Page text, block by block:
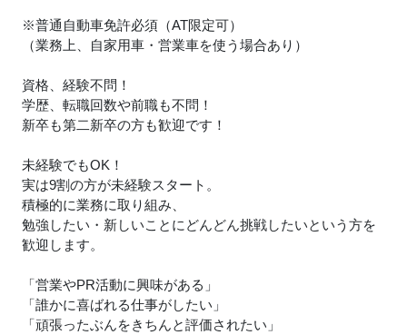
※普通自動車免許必須（AT限定可）
（業務上、自家用車・営業車を使う場合あり）
資格、経験不問！
学歴、転職回数や前職も不問！
新卒も第二新卒の方も歓迎です！
未経験でもOK！
実は9割の方が未経験スタート。
積極的に業務に取り組み、
勉強したい・新しいことにどんどん挑戦したいという方を
歓迎します。
「営業やPR活動に興味がある」
「誰かに喜ばれる仕事がしたい」
「頑張ったぶんをきちんと評価されたい」